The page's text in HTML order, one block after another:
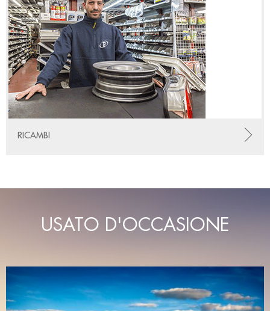
RICAMBI
USATO D'OCCASIONE